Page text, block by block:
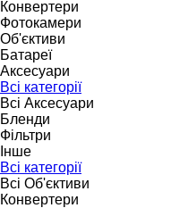
Конвертери
Фотокамери
Об'єктиви
Батареї
Аксесуари
Всі категорії
Всі Аксесуари
Бленди
Фільтри
Інше
Всі категорії
Всі Об'єктиви
Конвертери